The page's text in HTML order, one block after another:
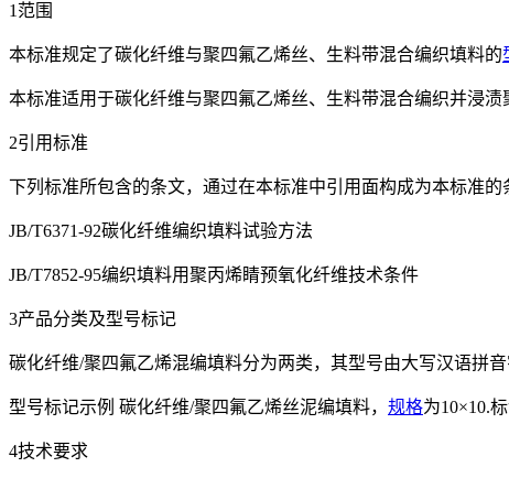
1范围
本标准规定了碳化纤维与聚四氟乙烯丝、生料带混合编织填料的
本标准适用于碳化纤维与聚四氟乙烯丝、生料带混合编织并浸
2引用标准
下列标准所包含的条文，通过在本标准中引用面构成为本标准
JB/T6371-92碳化纤维编织填料试验方法
JB/T7852-95编织填料用聚丙烯睛预氧化纤维技术条件
3产品分类及型号标记
碳化纤维/聚四氟乙烯混编填料分为两类，其型号由大写汉语拼
型号标记示例 碳化纤维/聚四氟乙烯丝泥编填料， 规格为10×10.
4技术要求